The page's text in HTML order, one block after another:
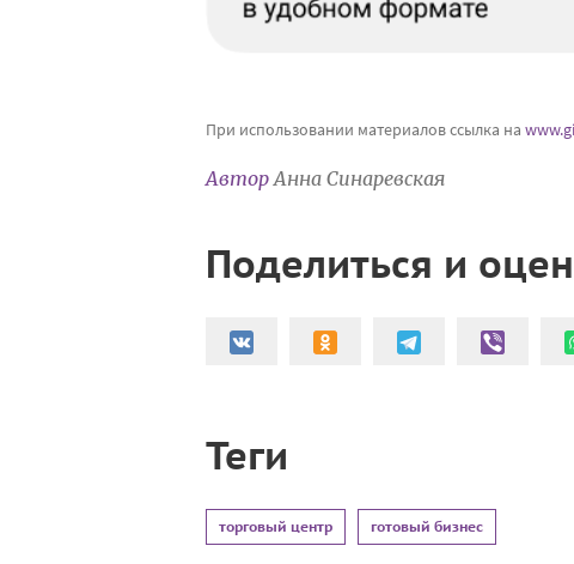
При использовании материалов ссылка на
АвторАнна Синаревская
Поделиться и
Теги
торговый центр готовый бизнес